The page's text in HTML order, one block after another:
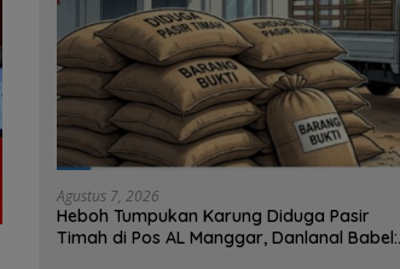
Agustus 7, 2026
Heboh Tumpukan Karung Diduga Pasir
Timah di Pos AL Manggar, Danlanal Babel: